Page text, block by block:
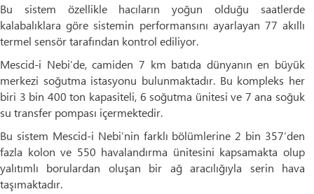
Bu sistem özellikle hacıların yoğun olduğu saatlerde
kalabalıklara göre sistemin performansını ayarlayan 77 akıllı
termel sensör tarafından kontrol ediliyor.
Mescid-i Nebi’de, camiden 7 km batıda dünyanın en büyük
merkezi soğutma istasyonu bulunmaktadır. Bu kompleks her
biri 3 bin 400 ton kapasiteli, 6 soğutma ünitesi ve 7 ana soğuk
su transfer pompası içermektedir.
Bu sistem Mescid-i Nebi’nin farklı bölümlerine 2 bin 357’den
fazla kolon ve 550 havalandırma ünitesini kapsamakta olup
yalıtımlı borulardan oluşan bir ağ aracılığıyla serin hava
taşımaktadır.